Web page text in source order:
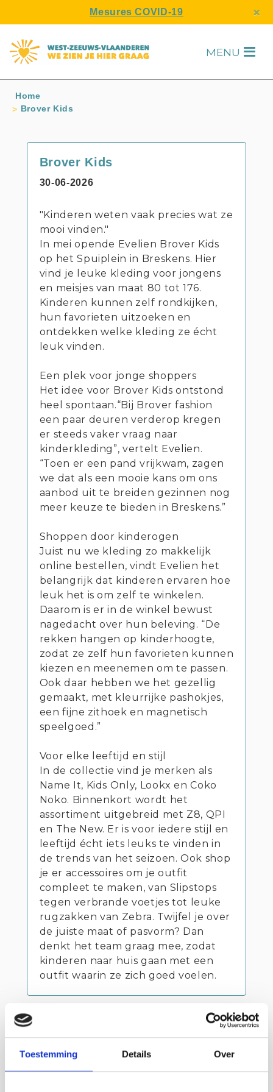
Toestemming Details Over
Mesures COVID-19 ×
MENU H
Home
Brover Kids
Brover Kids
30-06-2026
"Kinderen weten vaak precies wat ze
mooi vinden."
In mei opende Evelien Brover Kids
op het Spuiplein in Breskens. Hier
vind je leuke kleding voor jongens
en meisjes van maat 80 tot 176.
Kinderen kunnen zelf rondkijken,
hun favorieten uitzoeken en
ontdekken welke kleding ze écht
leuk vinden.
Een plek voor jonge shoppers
Het idee voor Brover Kids ontstond
heel spontaan.“Bij Brover fashion
een paar deuren verderop kregen
er steeds vaker vraag naar
kinderkleding”, vertelt Evelien.
“Toen er een pand vrijkwam, zagen
we dat als een mooie kans om ons
aanbod uit te breiden gezinnen nog
meer keuze te bieden in Breskens.”
Shoppen door kinderogen
Juist nu we kleding zo makkelijk
online bestellen, vindt Evelien het
belangrijk dat kinderen ervaren hoe
leuk het is om zelf te winkelen.
Daarom is er in de winkel bewust
nagedacht over hun beleving. “De
rekken hangen op kinderhoogte,
zodat ze zelf hun favorieten kunnen
kiezen en meenemen om te passen.
Ook daar hebben we het gezellig
gemaakt, met kleurrijke pashokjes,
een fijne zithoek en magnetisch
speelgoed.”
Voor elke leeftijd en stijl
In de collectie vind je merken als
Name It, Kids Only, Lookx en Coko
Noko. Binnenkort wordt het
assortiment uitgebreid met Z8, QPI
en The New. Er is voor iedere stijl en
leeftijd écht iets leuks te vinden in
de trends van het seizoen. Ook shop
je er accessoires om je outfit
compleet te maken, van Slipstops
tegen verbrande voetjes tot leuke
rugzakken van Zebra. Twijfel je over
de juiste maat of pasvorm? Dan
denkt het team graag mee, zodat
kinderen naar huis gaan met een
outfit waarin ze zich goed voelen.
Brover Kids